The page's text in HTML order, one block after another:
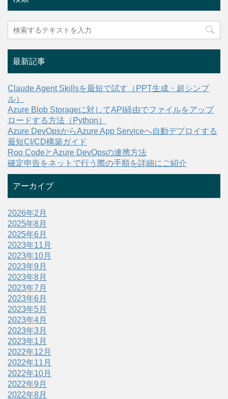
最新記事
Claude Agent Skillsを最短で試す（PPT生成・超シンプ
ル）
Azure Blob Storageに対してAPI経由でファイルをアップ
ロードする方法（Python）
Azure DevOpsからAzure App Serviceへ自動デプロイする
最短CI/CD構築ガイド
Roo CodeとAzure DevOpsの連携方法
確定申告をネットで行う際の手順を詳細にご紹介
アーカイブ
2026年2月
2025年8月
2025年6月
2023年11月
2023年10月
2023年9月
2023年8月
2023年7月
2023年6月
2023年5月
2023年4月
2023年3月
2023年1月
2022年12月
2022年11月
2022年10月
2022年9月
2022年8月